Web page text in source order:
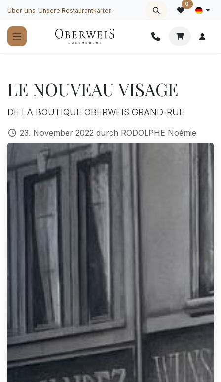
Zum Inhalt springen
Über uns Unsere Restaurantkarten
0
LE NOUVEAU VISAGE
DE LA BOUTIQUE OBERWEIS GRAND-RUE
23. November 2022 durch RODOLPHE Noémie